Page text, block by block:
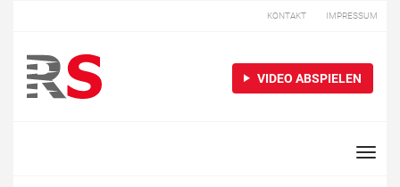
KONTAKT IMPRESSUM
VIDEO ABSPIELEN
Toggle